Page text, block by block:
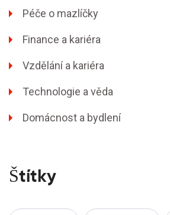
Péče o mazlíčky
Finance a kariéra
Vzdělání a kariéra
Technologie a věda
Domácnost a bydlení
Štítky